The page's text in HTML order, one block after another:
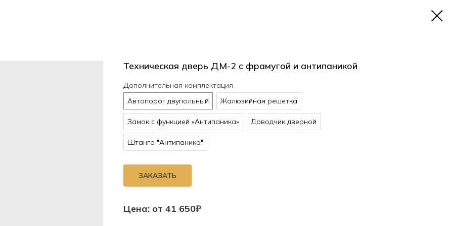
Техническая дверь ДМ-2 с фрамугой и антипаникой
Дополнительная комплектация
Автопорог двупольный
Жалюзийная решетка
Замок с функцией «Антипаника» Доводчик дверной
Штанга "Антипаника"
ЗАКАЗАТЬ
Цена: от 41 650₽